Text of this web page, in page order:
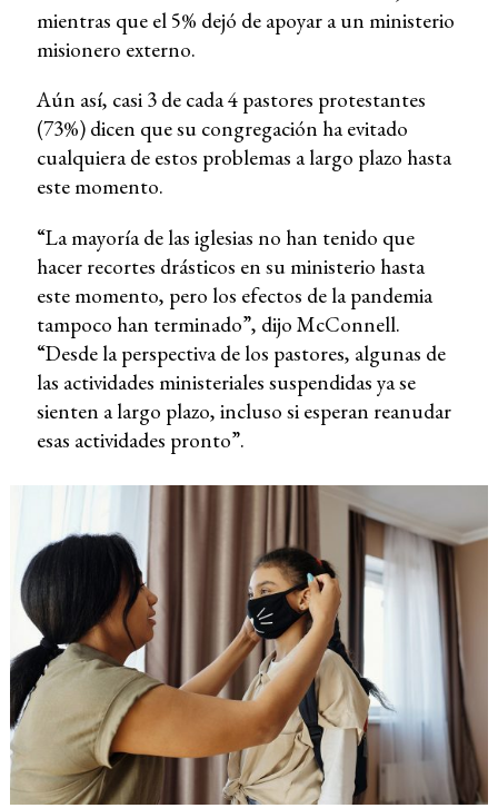
mientras que el 5% dejó de apoyar a un ministerio
misionero externo.
Aún así, casi 3 de cada 4 pastores protestantes
(73%) dicen que su congregación ha evitado
cualquiera de estos problemas a largo plazo hasta
este momento.
“La mayoría de las iglesias no han tenido que
hacer recortes drásticos en su ministerio hasta
este momento, pero los efectos de la pandemia
tampoco han terminado”, dijo McConnell.
“Desde la perspectiva de los pastores, algunas de
las actividades ministeriales suspendidas ya se
sienten a largo plazo, incluso si esperan reanudar
esas actividades pronto”.